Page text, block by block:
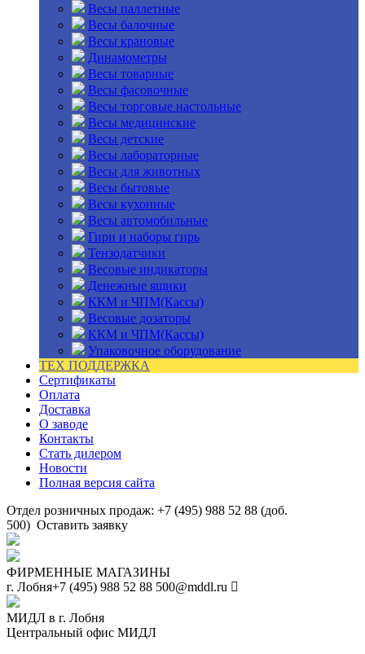
Весы паллетные
Весы балочные
Весы крановые
Динамометры
Весы товарные
Весы фасовочные
Весы торговые настольные
Весы медицинские
Весы детские
Весы лабораторные
Весы для животных
Весы бытовые
Весы кухонные
Весы автомобильные
Гири и наборы гирь
Тензодатчики
Весовые индикаторы
Денежные ящики
ККМ и ЧПМ(Кассы)
Весовые дозаторы
ККМ и ЧПМ(Кассы)
Упаковочное оборудование
ТЕХ ПОДДЕРЖКА
Сертификаты
Оплата
Доставка
О заводе
Контакты
Стать дилером
Новости
Полная версия сайта
Отдел розничных продаж: +7 (495) 988 52 88 (доб.
500) Оставить заявку
ФИРМЕННЫЕ МАГАЗИНЫ
г. Лобня+7 (495) 988 52 88 500@mddl.ru
МИДЛ в г. Лобня
Центральный офис МИДЛ